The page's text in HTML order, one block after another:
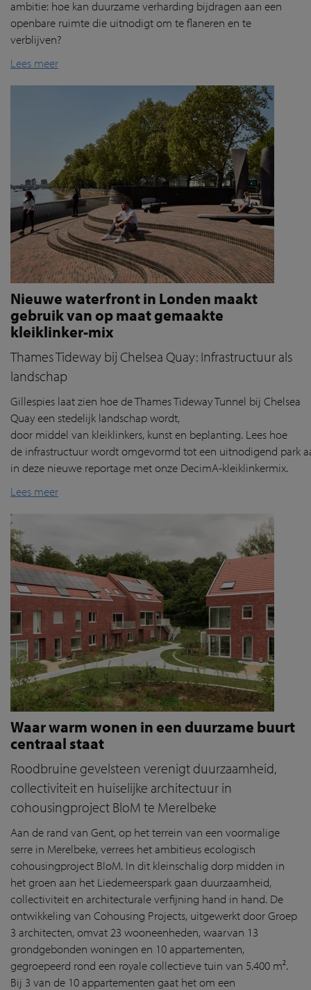
ambitie: hoe kan duurzame verharding bijdragen aan een
openbare ruimte die uitnodigt om te flaneren en te
verblijven?
Lees meer
Nieuwe waterfront in Londen maakt
gebruik van op maat gemaakte
kleiklinker-mix
Thames Tideway bij Chelsea Quay: Infrastructuur als
landschap
Gillespies laatzien hoe de ThamesTidewayTunnel bij Chelsea
Quayeen stedelijk landschapwordt,
door middel van kleiklinkers, kunsten beplanting. Lees hoe
de infrastructuurwordtomgevormd toteen uitnodigend park
in deze nieuwe reportage metonze DecimA-kleiklinkermix.
Lees meer
Waar warm wonen in een duurzame buurt
centraal staat
Roodbruine gevelsteen verenigt duurzaamheid,
collectiviteit en huiselijke architectuur in
cohousingproject BloM te Merelbeke
Aan de rand van Gent, op het terrein van een voormalige
serre in Merelbeke, verrees het ambitieus ecologisch
cohousingproject BloM. In dit kleinschalig dorp midden in
het groen aan het Liedemeerspark gaan duurzaamheid,
collectiviteit en architecturale verfijning hand in hand. De
ontwikkeling van Cohousing Projects, uitgewerkt door Groep
3 architecten, omvat 23 wooneenheden, waarvan 13
grondgebonden woningen en 10 appartementen,
gegroepeerd rond een royale collectieve tuin van 5.400 m².
Bij 3 van de 10 appartementen gaat het om een